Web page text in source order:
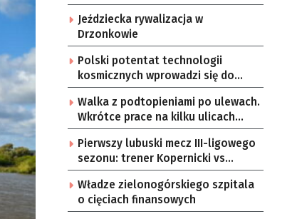
Jeździecka rywalizacja w
Drzonkowie
Polski potentat technologii
kosmicznych wprowadzi się do
Zielonej Góry
Walka z podtopieniami po ulewach.
Wkrótce prace na kilku ulicach
Gorzowa
Pierwszy lubuski mecz III-ligowego
sezonu: trener Kopernicki vs
starzy znajomi
Władze zielonogórskiego szpitala
o cięciach finansowych